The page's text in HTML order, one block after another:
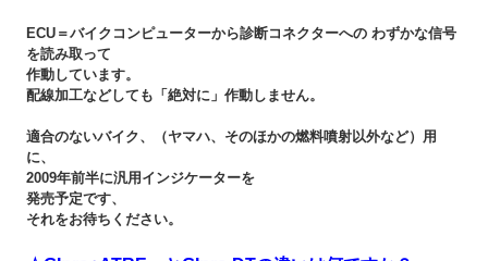
ECU＝バイクコンピューターから診断コネクターへの わずかな信号
を読み取って
作動しています。
配線加工などしても 「絶対に」作動しません。
適合のないバイク、（ヤマハ、そのほかの燃料噴射以外など）用
に、
2009年前半に汎用インジケーターを
発売予定です、
それをお待ちください。